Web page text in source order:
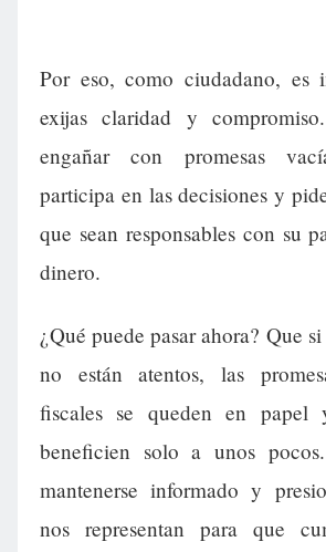
Por eso, como ciudadano, es
exijas claridad y
engañar con promesas
participa en las decisiones y
que sean responsables con su
dinero.
¿Qué puede pasar ahora? Que
no están atentos, las
fiscales se queden en papel
beneficien solo a unos
mantenerse informado y
nos representan para que